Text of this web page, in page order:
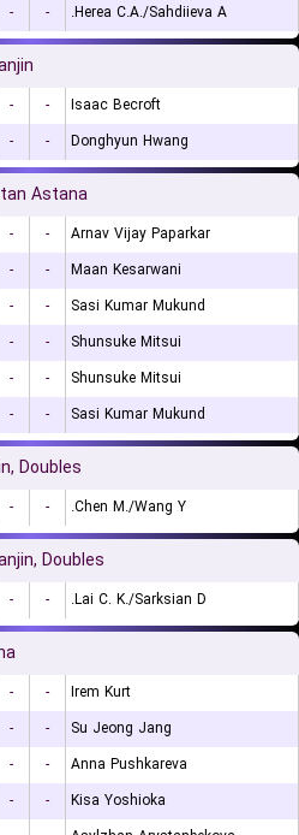
- - Herea C.A./Sahdiieva A.
- -
Isaac Becroft
- - Donghyun Hwang
Astana
- -
Arnav Vijay Paparkar
- -
Maan Kesarwani
- -
Sasi Kumar Mukund
- -
Shunsuke Mitsui
- -
Shunsuke Mitsui
- - Sasi Kumar Mukund
Doubles
- - Chen M./Wang Y.
Doubles
- - Lai C. K./Sarksian D.
- -
Irem Kurt
- -
Su Jeong Jang
- -
Anna Pushkareva
- -
Kisa Yoshioka